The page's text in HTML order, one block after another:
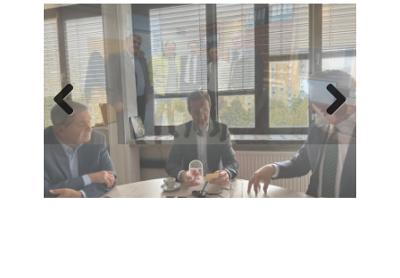
Previous Next